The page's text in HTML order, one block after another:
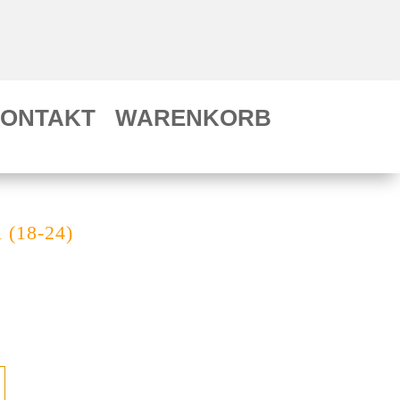
WARENKORB
(18-24)